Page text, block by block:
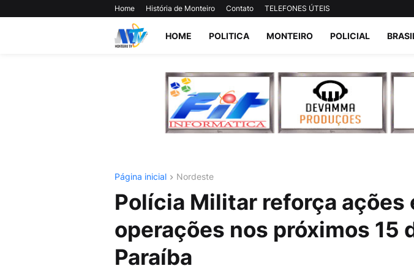
Home História de Monteiro Contato TELEFONES ÚTEIS
HOME POLITICA MONTEIRO POLICIAL
Página inicial Nordeste
Polícia Militar reforça ações
operações nos próximos 15
Paraíba